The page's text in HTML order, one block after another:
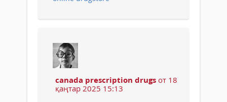
canada prescription drugs от 18
қаңтар 2025 15:13